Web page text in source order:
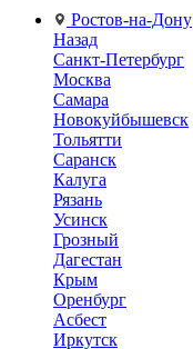
Ростов-на-Дону
Назад
Санкт-Петербург
Москва
Самара
Новокуйбышевск
Тольятти
Саранск
Калуга
Рязань
Усинск
Грозный
Дагестан
Крым
Оренбург
Асбест
Иркутск